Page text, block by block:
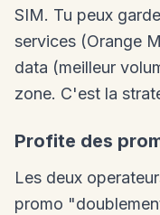
SIM. Tu peux
services (Orange
data (meilleur
zone. C'est la
Profite des
Les deux
promo